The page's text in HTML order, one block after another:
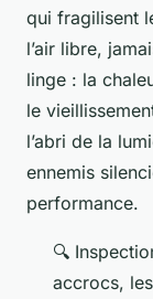
qui fragilisent
l’air libre,
linge : la
le
l’abri de la
ennemis
performance.
🔍
accrocs,